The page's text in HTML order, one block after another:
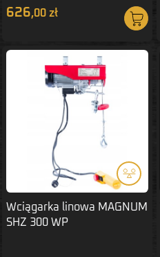
626,00 zł
Wciągarka linowa MAGNUM
SHZ 300 WP